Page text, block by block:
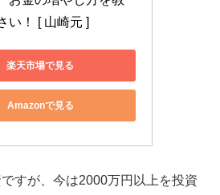
い！ [ 山崎元 ]
楽天市場で見る
Amazonで見る
すが、今は2000万円以上を投資